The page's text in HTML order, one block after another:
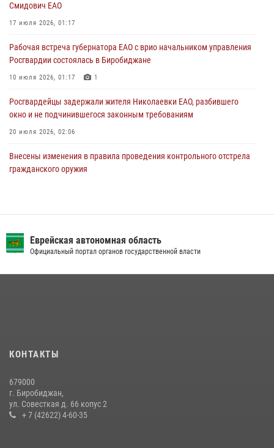
Правила приобретения нарезного оружия изменены: минимальный
стаж владения сокращён до трёх лет
Смидович ЕАО
17 июля 2026, 01:17
Рабочая встреча губернатора ЕАО с врио начальником управления
Росгвардии состоялась в Биробиджане
10 июля 2026, 01:17 1
Росгвардейцы задержали жителя Николаевки ЕАО, разбившего
окно и не подчинившегося законным требованиям
20 июля 2026, 02:06
Внесены изменения в правила проведения контрольного отстрела
гражданского оружия
23 июля 2026, 00:16 2
15 июля 2026, 07:12
Первых основам самообороны
13 июля 2026, 02:04 3
Еврейская автономная область
Официальный портал органов государственной власти
КОНТАКТЫ
679000
г. Биробиджан,
ул. Совесткая д. 66 копус 2
+ 7 (42622) 4-60-35